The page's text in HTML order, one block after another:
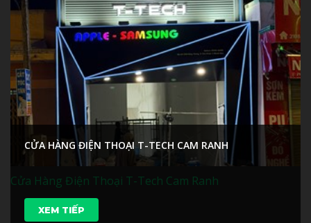
CỬA HÀNG ĐIỆN THOẠI T-TECH CAM RANH
XEM TIẾP
Cửa Hàng Điện Thoại T-Tech Cam Ranh